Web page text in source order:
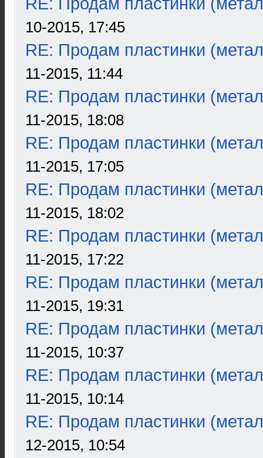
10-2015, 17:45
RE: Продам пластинки
11-2015, 11:44
RE: Продам пластинки
11-2015, 18:08
RE: Продам пластинки
11-2015, 17:05
RE: Продам пластинки
11-2015, 18:02
RE: Продам пластинки
11-2015, 17:22
RE: Продам пластинки
11-2015, 19:31
RE: Продам пластинки
11-2015, 10:37
RE: Продам пластинки
11-2015, 10:14
RE: Продам пластинки
12-2015, 10:54